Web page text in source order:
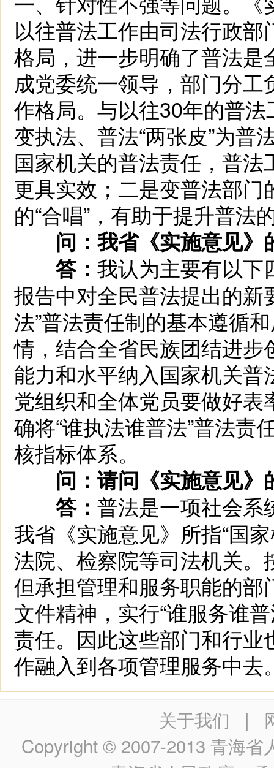
以往普法工作由司法行政
格局，进一步明确了普法
成党委统一领导，部门分
作格局。与以往30年的普法
变执法、普法“两张皮”为普
国家机关的普法责任，普
更具实效；二是变普法部门
的“合唱”，有助于提升普法
问：我省《实施意见
答： 我认为主要有以下
报告中对全民普法提出的新
法”普法责任制的基本遵循
情，结合全省民族团结进
能力和水平纳入国家机关
党组织和全体党员要做好
确将“谁执法谁普法”普法责
核指标体系。
问：请问《实施意见
答： 普法是一项社会系
我省《实施意见》所指“国
法院、检察院等司法机关
但承担管理和服务职能的
文件精神，实行“谁服务谁
责任。因此这些部门和行
作融入到各项管理服务中去
关于我们 |
Copyright © 2007-2013 青海省